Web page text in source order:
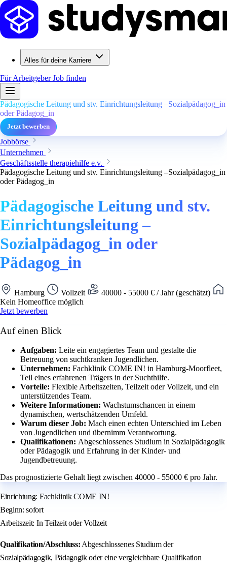
Alles für deine Karriere
Für ArbeitgeberJob finden
Pädagogische Leitung und stv. Einrichtungsleitung –Sozialpädagog_in
oder Pädagog_in
Jetzt bewerben
Jobbörse
Unternehmen
Geschäftsstelle therapiehilfe e.v.
Pädagogische Leitung und stv. Einrichtungsleitung –Sozialpädagog_in
oder Pädagog_in
Pädagogische Leitung und stv.
Einrichtungsleitung –
Sozialpädagog_in oder
Pädagog_in
Hamburg Vollzeit
40000 - 55000 € / Jahr (geschätzt)
Kein Homeoffice möglich
Jetzt bewerben
Auf einen Blick
Aufgaben: Leite ein engagiertes Team und gestalte die
Betreuung von suchtkranken Jugendlichen.
Unternehmen: Fachklinik COME IN! in Hamburg-Moorfleet,
Teil eines erfahrenen Trägers in der Suchthilfe.
Vorteile: Flexible Arbeitszeiten, Teilzeit oder Vollzeit, und ein
unterstützendes Team.
Weitere Informationen: Wachstumschancen in einem
dynamischen, wertschätzenden Umfeld.
Warum dieser Job: Mach einen echten Unterschied im Leben
von Jugendlichen und übernimm Verantwortung.
Qualifikationen: Abgeschlossenes Studium in Sozialpädagogik
oder Pädagogik und Erfahrung in der Kinder- und
Jugendbetreuung.
Das prognostizierte Gehalt liegt zwischen 40000 - 55000 € pro Jahr.
Einrichtung: Fachklinik COME IN!
Beginn: sofort
Arbeitszeit: In Teilzeit oder Vollzeit
Qualifikation/Abschluss: Abgeschlossenes Studium der
Sozialpädagogik, Pädagogik oder eine vergleichbare Qualifikation